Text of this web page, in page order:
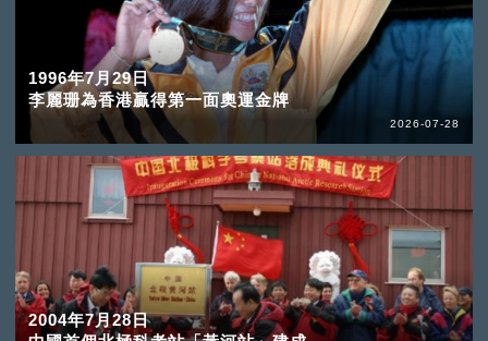
1996年7月29日
李麗珊為香港贏得第一面奧運金牌
2026-07-28
2004年7月28日